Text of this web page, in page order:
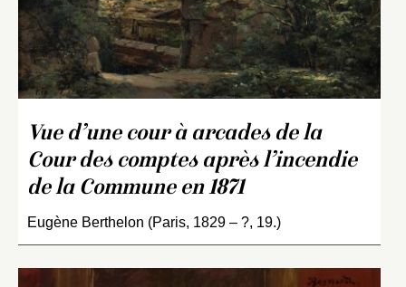
Vue d’une cour à arcades de la
Cour des comptes après l’incendie
de la Commune en 1871
Eugène Berthelon (Paris, 1829 – ?, 19.)